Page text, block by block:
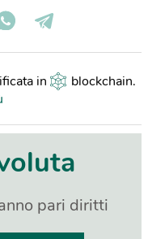
in blockchain.
pari diritti